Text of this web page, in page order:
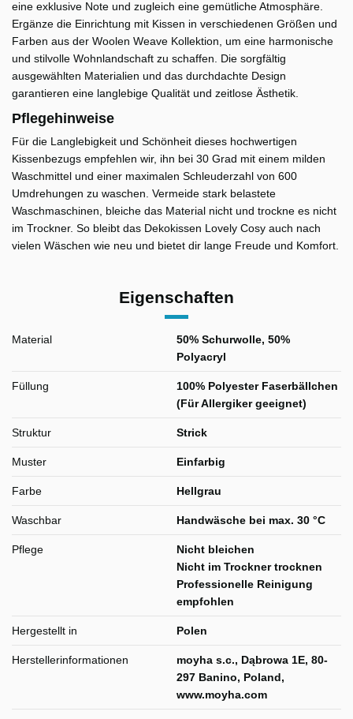
eine exklusive Note und zugleich eine gemütliche Atmosphäre.
Ergänze die Einrichtung mit Kissen in verschiedenen Größen und
Farben aus der Woolen Weave Kollektion, um eine harmonische
und stilvolle Wohnlandschaft zu schaffen. Die sorgfältig
ausgewählten Materialien und das durchdachte Design
garantieren eine langlebige Qualität und zeitlose Ästhetik.
Pflegehinweise
Für die Langlebigkeit und Schönheit dieses hochwertigen
Kissenbezugs empfehlen wir, ihn bei 30 Grad mit einem milden
Waschmittel und einer maximalen Schleuderzahl von 600
Umdrehungen zu waschen. Vermeide stark belastete
Waschmaschinen, bleiche das Material nicht und trockne es nicht
im Trockner. So bleibt das Dekokissen Lovely Cosy auch nach
vielen Wäschen wie neu und bietet dir lange Freude und Komfort.
Eigenschaften
Material
50% Schurwolle, 50%
Polyacryl
Füllung
100% Polyester Faserbällchen
(Für Allergiker geeignet)
Struktur Strick
Muster Einfarbig
Farbe Hellgrau
Waschbar Handwäsche bei max. 30 °C
Pflege
Nicht bleichen
Nicht im Trockner trocknen
Professionelle Reinigung
empfohlen
Hergestellt in Polen
Herstellerinformationen
moyha s.c., Dąbrowa 1E, 80-
297 Banino, Poland,
www.moyha.com